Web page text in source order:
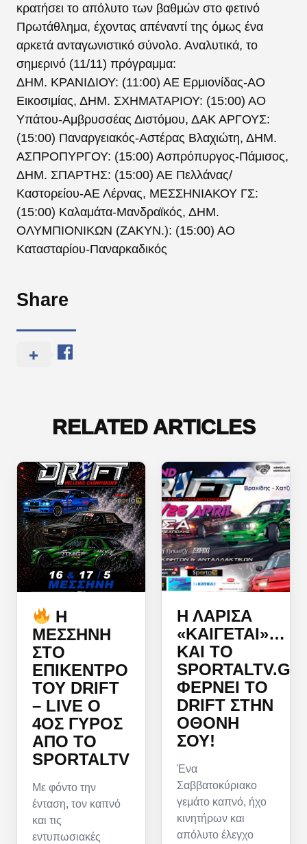
κρατήσει το απόλυτο των βαθμών στο φετινό
Πρωτάθλημα, έχοντας απέναντί της όμως ένα
αρκετά ανταγωνιστικό σύνολο. Αναλυτικά, το
σημερινό (11/11) πρόγραμμα:
ΔΗΜ. ΚΡΑΝΙΔΙΟΥ: (11:00) ΑΕ Ερμιονίδας-ΑΟ
Εικοσιμίας, ΔΗΜ. ΣΧΗΜΑΤΑΡΙΟΥ: (15:00) ΑΟ
Υπάτου-Αμβρυσσέας Διστόμου, ΔΑΚ ΑΡΓΟΥΣ:
(15:00) Παναργειακός-Αστέρας Βλαχιώτη, ΔΗΜ.
ΑΣΠΡΟΠΥΡΓΟΥ: (15:00) Ασπρόπυργος-Πάμισος,
ΔΗΜ. ΣΠΑΡΤΗΣ: (15:00) ΑΕ Πελλάνας/
Καστορείου-ΑΕ Λέρνας, ΜΕΣΣΗΝΙΑΚΟΥ ΓΣ:
(15:00) Καλαμάτα-Μανδραϊκός, ΔΗΜ.
ΟΛΥΜΠΙΟΝΙΚΩΝ (ΖΑΚΥΝ.): (15:00) ΑΟ
Κατασταρίου-Παναρκαδικός
Share
RELATED ARTICLES
Η
ΜΕΣΣΉΝΗ
ΣΤΟ
ΕΠΊΚΕΝΤΡΟ
ΤΟΥ DRIFT
– LIVE Ο
4ΟΣ ΓΎΡΟΣ
ΑΠΌ ΤΟ
SPORTALTV
Με φόντο την
ένταση, τον καπνό
και τις
εντυπωσιακές
Η ΛΆΡΙΣΑ
«ΚΑΊΓΕΤΑΙ»…
ΚΑΙ ΤΟ
SPORTALTV.GR
ΦΈΡΝΕΙ ΤΟ
DRIFT ΣΤΗΝ
ΟΘΌΝΗ
ΣΟΥ!
Ένα
Σαββατοκύριακο
γεμάτο καπνό, ήχο
κινητήρων και
απόλυτο έλεγχο